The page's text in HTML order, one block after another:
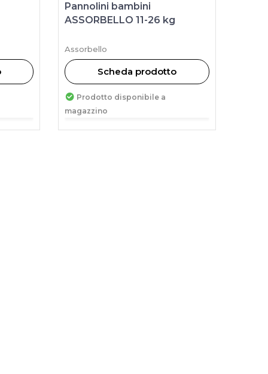
Pannolini bambini
ASSORBELLO 11-26 kg
Assorbello
Scheda prodotto
Prodotto disponibile a
magazzino